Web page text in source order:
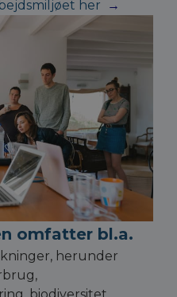
her →
omfatter bl.a.
herunder